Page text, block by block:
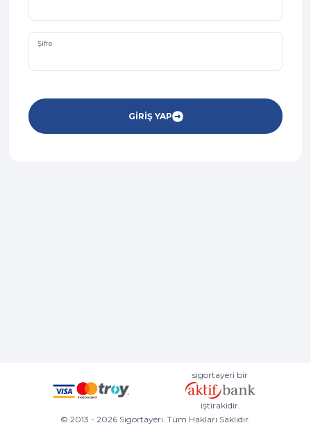
Şifre
GİRİŞ YAP
© 2013 - 2026 Sigortayeri. Tüm Hakları Saklıdır.
sigortayeri bir
iştirakidir.